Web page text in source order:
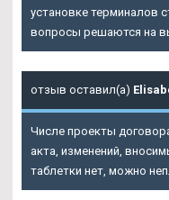
установке терминалов
вопросы решаются на
отзыв оставил(а)
Числе проекты
акта, изменений,
таблетки нет, можно